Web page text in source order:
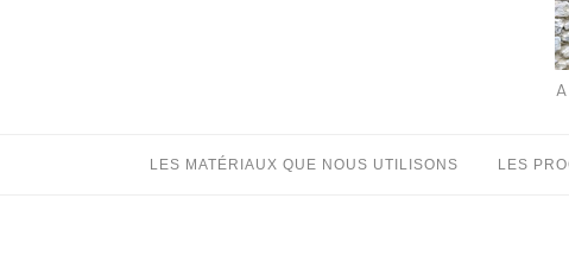
LES MATÉRIAUX QUE NOUS UTILISONS LES